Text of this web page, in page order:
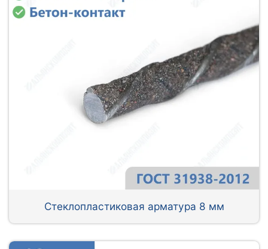
Стеклопластиковая арматура 8 мм